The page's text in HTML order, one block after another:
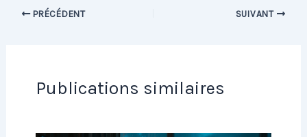
PRÉCÉDENT SUIVANT
Publications similaires